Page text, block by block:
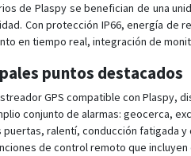
de Plaspy se benefician de una
Con protección IP66, energía de
en tiempo real, integración de
puntos destacados
GPS compatible con Plaspy,
conjunto de alarmas: geocerca,
puertas, ralentí, conducción fatigada
de control remoto que